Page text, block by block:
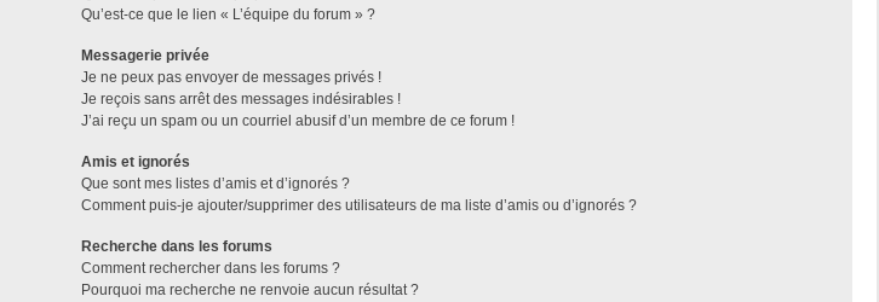
Qu’est-ce que le lien « L’équipe du forum » ?
Messagerie privée
Je ne peux pas envoyer de messages privés !
Je reçois sans arrêt des messages indésirables !
J’ai reçu un spam ou un courriel abusif d’un membre de ce forum !
Amis et ignorés
Que sont mes listes d’amis et d’ignorés ?
Comment puis-je ajouter/supprimer des utilisateurs de ma liste d’amis ou d’ignorés ?
Recherche dans les forums
Comment rechercher dans les forums ?
Pourquoi ma recherche ne renvoie aucun résultat ?